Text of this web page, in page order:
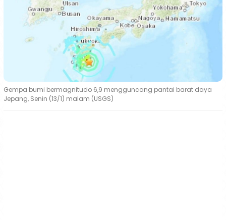
Gempa bumi bermagnitudo 6,9 mengguncang pantai barat daya
Jepang, Senin (13/1) malam (USGS)